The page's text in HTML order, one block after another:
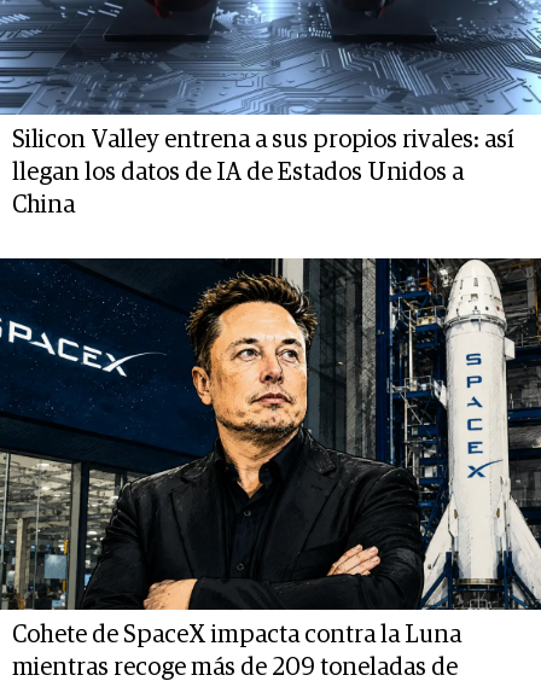
Silicon Valley entrena a sus propios rivales: así
llegan los datos de IA de Estados Unidos a
China
Cohete de SpaceX impacta contra la Luna
mientras recoge más de 209 toneladas de